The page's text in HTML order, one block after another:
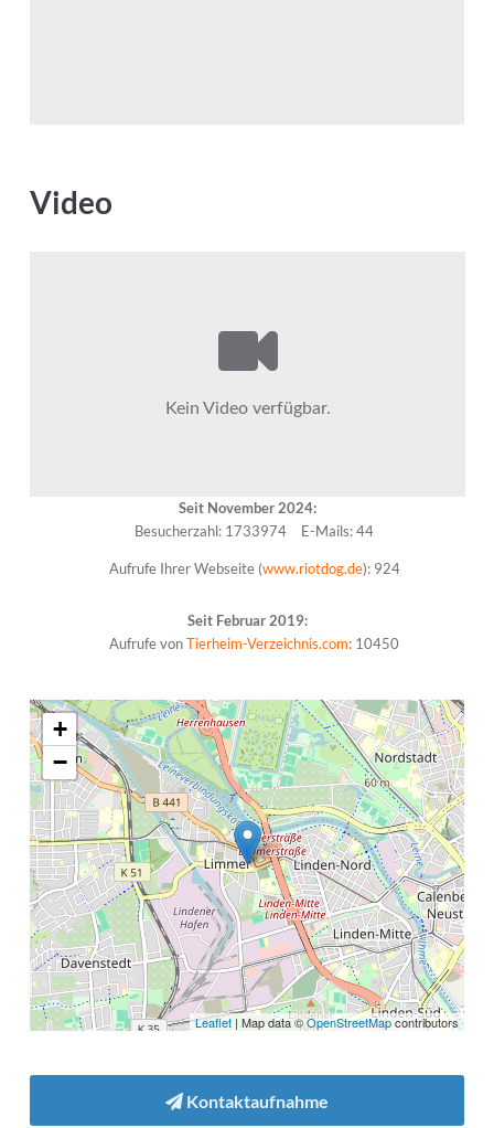
Video
Seit November 2024:
Besucherzahl: 1733974
E-Mails: 44
Aufrufe Ihrer Webseite (www.riotdog.de): 924
Seit Februar 2019:
Aufrufe vonTierheim-Verzeichnis.com: 10450
+
−
Leaflet | Map data ©OpenStreetMapcontributors
Kontaktaufnahme